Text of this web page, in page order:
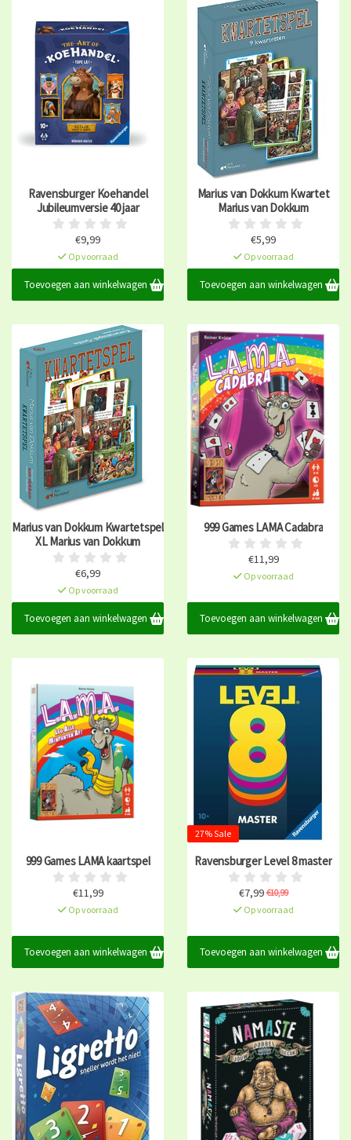
Ravensburger Koehandel
Jubileumversie 40 jaar
€9,99
Op voorraad
Toevoegen aan winkelwagen
Marius van Dokkum Kwartet
Marius van Dokkum
€5,99
Op voorraad
Toevoegen aan winkelwagen
Marius van Dokkum Kwartetspel
XL Marius van Dokkum
€6,99
Op voorraad
Toevoegen aan winkelwagen
999 Games LAMA Cadabra
€11,99
Op voorraad
Toevoegen aan winkelwagen
999 Games LAMA kaartspel
€11,99
Op voorraad
Toevoegen aan winkelwagen
27% Sale
Ravensburger Level 8 master
€7,99 €10,99
Op voorraad
Toevoegen aan winkelwagen